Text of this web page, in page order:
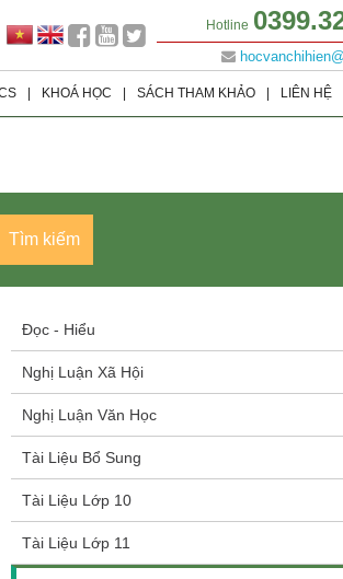
Hotline
Lớp 7
Lớp 6
KHOÁ HỌC SÁCH THAM KHẢO LIÊN HỆ
Tìm kiếm
Đọc - Hiểu
Nghị Luận Xã Hội
Nghị Luận Văn Học
Tài Liệu Bổ Sung
Tài Liệu Lớp 10
Tài Liệu Lớp 11